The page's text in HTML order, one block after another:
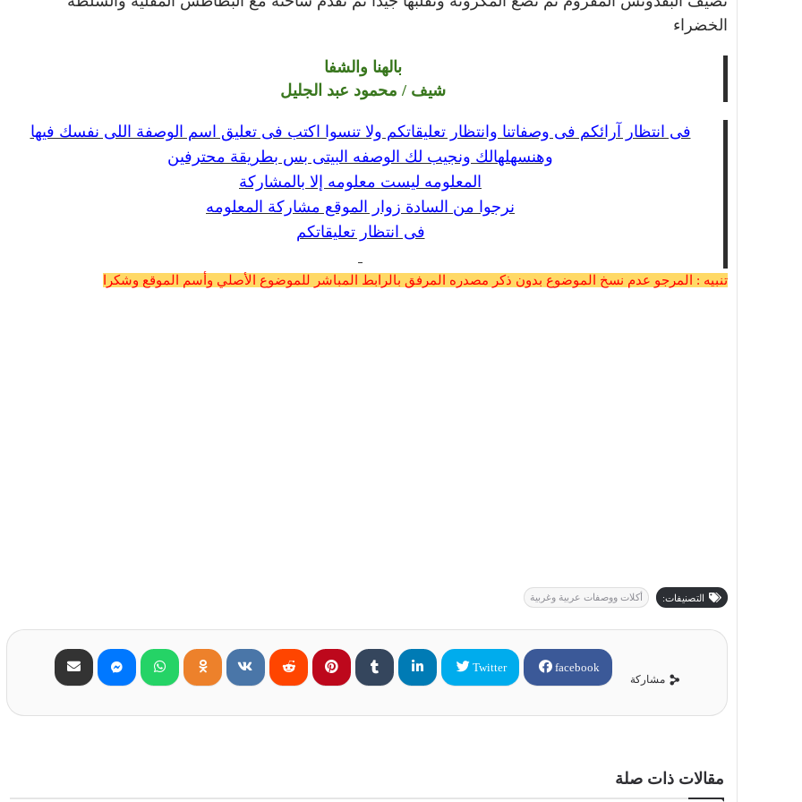
الخضراء
بالهنا والشفا
شيف / محمود عبد الجليل
فى انتظار آرائكم فى وصفاتنا وانتظار تعليقاتكم ولا تنسوا اكتب فى تعليق اسم الوصفة اللى نفسك فيها
وهنسهلهالك ونجيب لك الوصفه البيتى بس بطريقة محترفين
المعلومه ليست معلومه إلا بالمشاركة
نرجوا من السادة زوار الموقع مشاركة المعلومه
فى انتظار تعليقاتكم
تنبيه : المرجو عدم نسخ الموضوع بدون ذكر مصدره المرفق بالرابط المباشر للموضوع الأصلي وأسم الموقع وشكرا
التصنيفات: أكلات ووصفات عربية وغربية
مشاركة
facebook
Twitter
مقالات ذات صلة